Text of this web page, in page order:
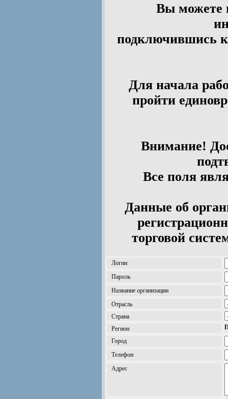
Вы можете
подключившись к
Для начала
пройти
Внимание!
Все поля
Данные об
торговой
Логин
Пароль
Название организации
Отрасль
Страна
Регион
Город
Телефон
Адрес